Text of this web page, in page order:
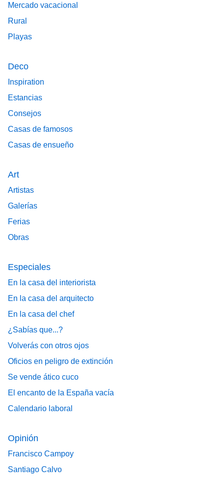
Mercado vacacional
Rural
Playas
Deco
Inspiration
Estancias
Consejos
Casas de famosos
Casas de ensueño
Art
Artistas
Galerías
Ferias
Obras
Especiales
En la casa del interiorista
En la casa del arquitecto
En la casa del chef
¿Sabías que...?
Volverás con otros ojos
Oficios en peligro de extinción
Se vende ático cuco
El encanto de la España vacía
Calendario laboral
Opinión
Francisco Campoy
Santiago Calvo